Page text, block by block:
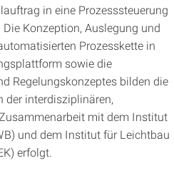
in eine Prozesssteuerung
Konzeption, Auslegung und
Prozesskette in
sowie die
Regelungskonzeptes bilden die
der interdisziplinären,
mit dem Institut
und dem Institut für Leichtbau
erfolgt.